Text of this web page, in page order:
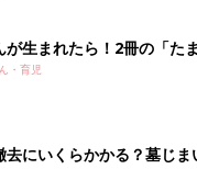
が生まれたら！2冊の「た
・育児
去にいくらかかる？墓じま